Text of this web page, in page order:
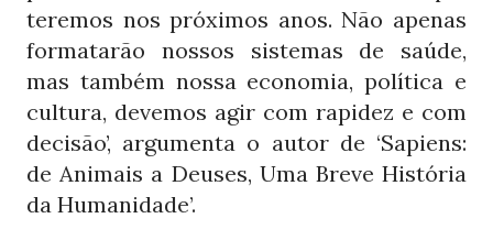
teremos nos próximos anos. Não apenas
formatarão nossos sistemas de saúde,
mas também nossa economia, política e
cultura, devemos agir com rapidez e com
decisão’, argumenta o autor de ‘Sapiens:
de Animais a Deuses, Uma Breve História
da Humanidade’.